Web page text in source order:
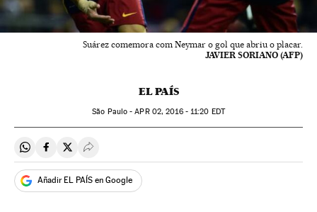
Suárez comemora com Neymar o gol que abriu o placar.
JAVIER SORIANO (AFP)
EL PAÍS
São Paulo -APR02, 2016 - 11:20 EDT
Compartir en Whatsapp
Compartir en Facebook
Compartir en Twitter
Desplegar Redes Sociales
Añadir EL PAÍS en Google